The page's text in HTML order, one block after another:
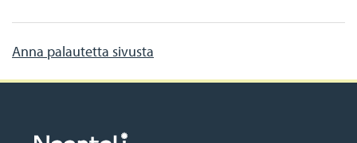
Anna palautetta sivusta